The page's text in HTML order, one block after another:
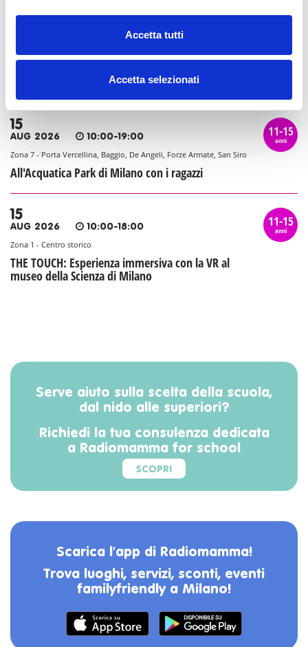
Accetta tutti
Accetta selezionati
15
10:00-20:00
Zona 6 - Barona, Lorenteggio, Giambellino, Porta Genova
15
AUG 2026 10:00-19:00
Zona 7 - Porta Vercellina, Baggio, De Angeli, Forze Armate, San Siro
All'Acquatica Park di Milano con i ragazzi
11-15
anni
15
AUG 2026 10:00-18:00
Zona 1 - Centro storico
THE TOUCH: Esperienza immersiva con la VR al
museo della Scienza di Milano
11-15
anni
Serve aiuto sulla scelta della scuola,
dal nido alle superiori?
Richiedi la tua consulenza dedicata
a Radiomamma for school
SCOPRI
Scarica l'app di Radiomamma!
Trova luoghi, servizi, sconti, eventi
familyfriendly a Milano!